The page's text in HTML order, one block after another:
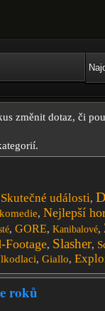
změnit dotaz, či
Skutečné události,
, Nejlepší
, GORE, Kanibalové,
Footage, Slasher,
, Giallo,
roků